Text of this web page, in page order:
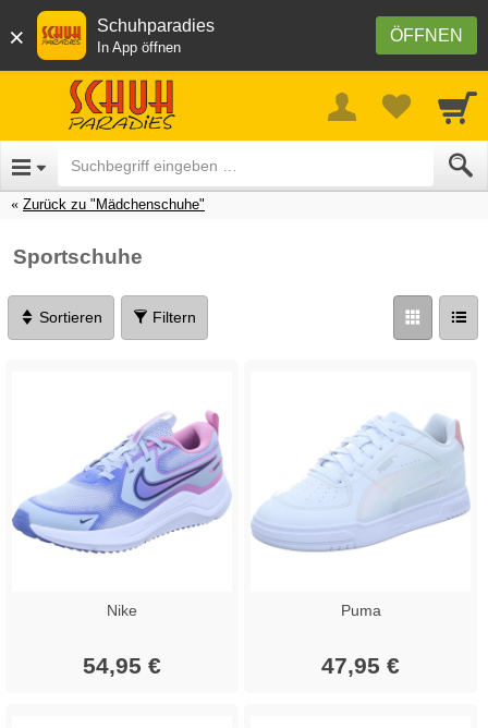
× ÖFFNEN
Schuhparadies
In App öffnen
Zurück zu "Mädchenschuhe"
Sportschuhe
Sortieren Filtern
Nike
54,95 €
Puma
47,95 €